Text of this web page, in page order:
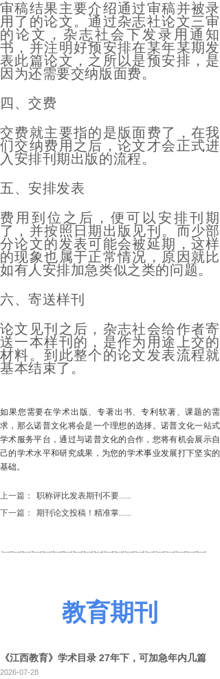
审稿结果主要介绍通过审稿并被录
用了的论文。通过杂志社论文三审
的论文，杂志社会下发录用通知
书，并注明好预安排在某年某期发
表此篇论文，之所以是预安排，是
因为还需要交纳版面费。
四、交费
交费就主要指的是版面费了，在我
们交纳费用之后，论文才会正式进
入安排刊期出版的流程。
五、安排发表
费用到位之后，便可以安排刊期
了，并按照日期出版见刊。而少部
分论文的发表可能会被延期，这样
的现象也属于正常情况，原因就比
如有人安排加急类似之类的问题。
六、寄送样刊
论文见刊之后，杂志社会给作者寄
送一本样刊的，是作为用途上交的
材料。到此整个的论文发表流程就
基本结束了。
如果您需要在学术出版、专著出书、专利软著、课题的需
求，那么诺普文化将会是一个理想的选择。诺普文化一站式
学术服务平台，通过与诺普文化的合作，您将有机会展示自
己的学术水平和研究成果，为您的学术事业发展打下坚实的
基础。
上一篇：
职称评比发表期刊不要......
下一篇：
期刊论文投稿！精准掌......
教育期刊
《江西教育》学术目录 27年下，可加急年内几篇
2026-07-28